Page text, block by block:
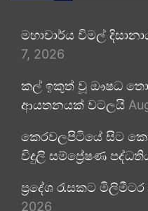
මහාචාර්ය විමල්
7, 2026
කල් ඉකුත් වූ ඖෂධ
ආයතනයක් වටලයි
කෙරවලපිටියේ සිට
විදුලි සම්ප්‍රේෂණ
ප්‍රදේශ රැසකට
2026